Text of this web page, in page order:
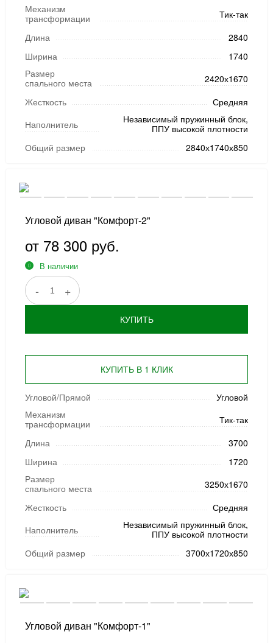
Механизм
трансформации
Тик-так
Длина
2840
Ширина
1740
Размер
спального места
2420х1670
Жесткость
Средняя
Наполнитель
Независимый пружинный блок,
ППУ высокой плотности
Общий размер
2840х1740х850
Угловой диван "Комфорт-2"
от 78 300 руб.
В наличии
- +
КУПИТЬ
КУПИТЬ В 1 КЛИК
Угловой/Прямой
Угловой
Механизм
трансформации
Тик-так
Длина
3700
Ширина
1720
Размер
спального места
3250х1670
Жесткость
Средняя
Наполнитель
Независимый пружинный блок,
ППУ высокой плотности
Общий размер
3700х1720х850
Угловой диван "Комфорт-1"